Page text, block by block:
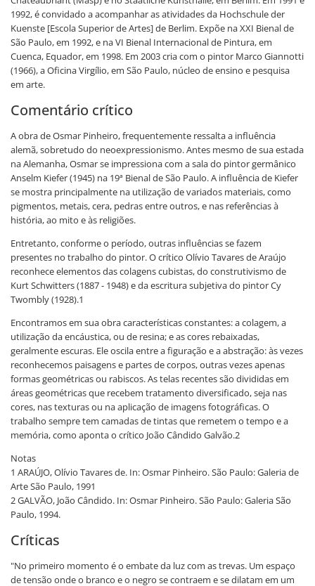
1992, é convidado a acompanhar as atividades da Hochschule der
Kuenste [Escola Superior de Artes] de Berlim. Expõe na XXI Bienal de
São Paulo, em 1992, e na VI Bienal Internacional de Pintura, em
Cuenca, Equador, em 1998. Em 2003 cria com o pintor Marco Giannotti
(1966), a Oficina Virgílio, em São Paulo, núcleo de ensino e pesquisa
em arte.
Comentário crítico
A obra de Osmar Pinheiro, frequentemente ressalta a influência
alemã, sobretudo do neoexpressionismo. Antes mesmo de sua estada
na Alemanha, Osmar se impressiona com a sala do pintor germânico
Anselm Kiefer (1945) na 19ª Bienal de São Paulo. A influência de Kiefer
se mostra principalmente na utilização de variados materiais, como
pigmentos, metais, cera, pedras entre outros, e nas referências à
história, ao mito e às religiões.
Entretanto, conforme o período, outras influências se fazem
presentes no trabalho do pintor. O crítico Olívio Tavares de Araújo
reconhece elementos das colagens cubistas, do construtivismo de
Kurt Schwitters (1887 - 1948) e da escritura subjetiva do pintor Cy
Twombly (1928).1
Encontramos em sua obra características constantes: a colagem, a
utilização da encáustica, ou de resina; e as cores rebaixadas,
geralmente escuras. Ele oscila entre a figuração e a abstração: às vezes
reconhecemos paisagens e partes de corpos, outras vezes apenas
formas geométricas ou rabiscos. As telas recentes são divididas em
áreas geométricas que recebem tratamento diversificado, seja nas
cores, nas texturas ou na aplicação de imagens fotográficas. O
trabalho sempre tem camadas de tintas que remetem o tempo e a
memória, como aponta o crítico João Cândido Galvão.2
Notas
1 ARAÚJO, Olívio Tavares de. In: Osmar Pinheiro. São Paulo: Galeria de
Arte São Paulo, 1991
2 GALVÃO, João Cândido. In: Osmar Pinheiro. São Paulo: Galeria São
Paulo, 1994.
Críticas
"No primeiro momento é o embate da luz com as trevas. Um espaço
de tensão onde o branco e o negro se contraem e se dilatam em um